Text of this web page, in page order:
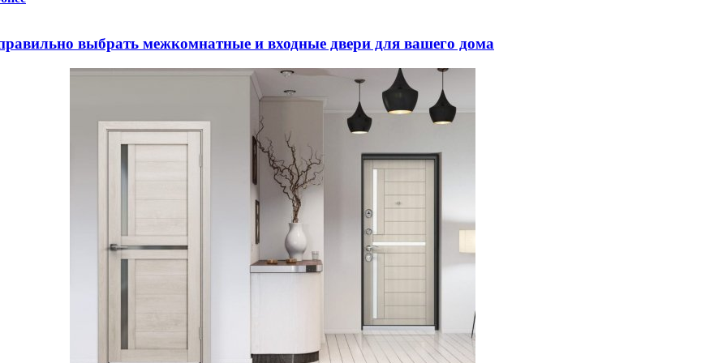
выбрать межкомнатные и входные двери для вашего дома